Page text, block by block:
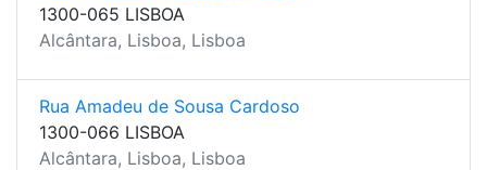
1300-065 LISBOA
Alcântara, Lisboa, Lisboa
Rua Amadeu de Sousa Cardoso
1300-066 LISBOA
Alcântara, Lisboa, Lisboa